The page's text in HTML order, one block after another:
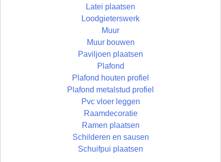
Latei plaatsen
Loodgieterswerk
Muur
Muur bouwen
Paviljoen plaatsen
Plafond
Plafond houten profiel
Plafond metalstud profiel
Pvc vloer leggen
Raamdecoratie
Ramen plaatsen
Schilderen en sausen
Schuifpui plaatsen